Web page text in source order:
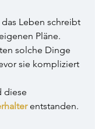
Leben schreibt
Pläne.
solche Dinge
sie kompliziert
diese
entstanden.